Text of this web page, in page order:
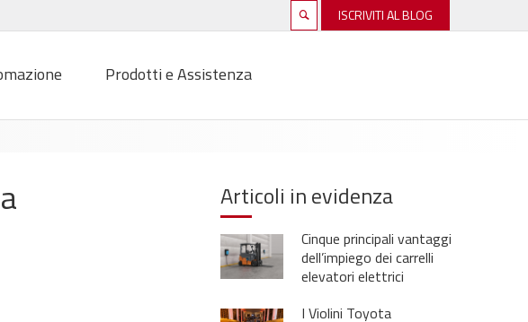
ISCRIVITI AL BLOG
Prodotti e Assistenza
Articoli in evidenza
Cinque principali vantaggi
dell’impiego dei carrelli
elevatori elettrici
I Violini Toyota